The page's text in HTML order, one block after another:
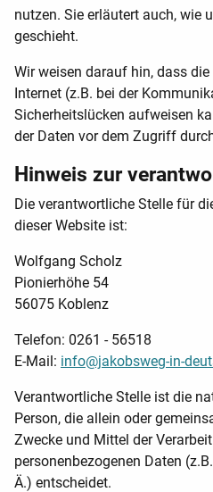
nutzen. Sie erläutert auch, wie
geschieht.
Wir weisen darauf hin, dass
Internet (z.B. bei der
Sicherheitslücken aufweisen
der Daten vor dem Zugriff
Hinweis zur
Die verantwortliche Stelle für
dieser Website ist:
Wolfgang Scholz
Pionierhöhe 54
56075 Koblenz
Telefon: 0261 - 56518
E-Mail: info@jakobsweg-in-
Verantwortliche Stelle ist die
Person, die allein oder
Zwecke und Mittel der
personenbezogenen Daten
Ä.) entscheidet.